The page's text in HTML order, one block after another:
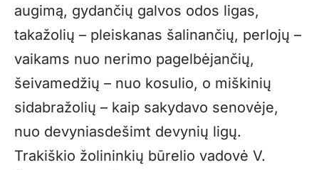
augimą, gydančių galvos odos ligas,
takažolių – pleiskanas šalinančių, perlojų –
vaikams nuo nerimo pagelbėjančių,
šeivamedžių – nuo kosulio, o miškinių
sidabražolių – kaip sakydavo senovėje,
nuo devyniasdešimt devynių ligų.
Trakiškio žolininkių būrelio vadovė V.